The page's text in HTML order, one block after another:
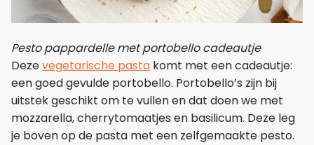
Pesto pappardelle met portobello cadeautje
Dezevegetarische pasta komt met een cadeautje:
een goed gevulde portobello. Portobello’s zijn bij
uitstek geschikt om te vullen en dat doen we met
mozzarella, cherrytomaatjes en basilicum. Deze leg
je boven op de pasta met een zelfgemaakte pesto.